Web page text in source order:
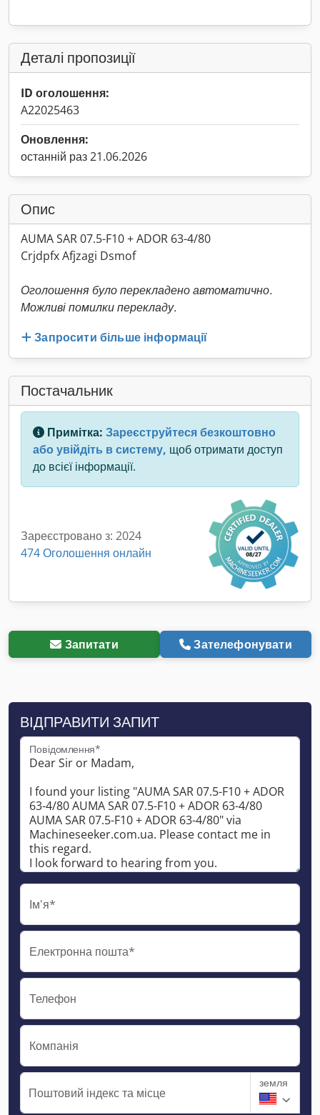
Деталі пропозиції
ID оголошення:
A22025463
Оновлення:
останній раз 21.06.2026
Опис
AUMA SAR 07.5-F10 + ADOR 63-4/80
Crjdpfx Afjzagi Dsmof
Оголошення було перекладено автоматично.
Можливі помилки перекладу.
Запросити більше інформації
Постачальник
Примітка: Зареєструйтеся безкоштовно
або увійдіть в систему, щоб отримати доступ
до всієї інформації.
Зареєстровано з: 2024
474 Оголошення онлайн
Запитати Зателефонувати
ВІДПРАВИТИ ЗАПИТ
Повідомлення*
Ім'я*
Електронна пошта*
Телефон
Компанія
Поштовий індекс та місце
земля